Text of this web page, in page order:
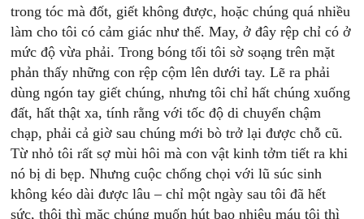
trong tóc mà đốt, giết không được, hoặc chúng quá nhiều
làm cho tôi có cảm giác như thế. May, ở đây rệp chỉ có ở
mức độ vừa phải. Trong bóng tối tôi sờ soạng trên mặt
phản thấy những con rệp cộm lên dưới tay. Lẽ ra phải
dùng ngón tay giết chúng, nhưng tôi chỉ hất chúng xuống
đất, hất thật xa, tính rằng với tốc độ di chuyển chậm
chạp, phải cả giờ sau chúng mới bò trở lại được chỗ cũ.
Từ nhỏ tôi rất sợ mùi hôi mà con vật kinh tởm tiết ra khi
nó bị di bẹp. Nhưng cuộc chống chọi với lũ súc sinh
không kéo dài được lâu – chỉ một ngày sau tôi đã hết
sức, thôi thì mặc chúng muốn hút bao nhiêu máu tôi thì